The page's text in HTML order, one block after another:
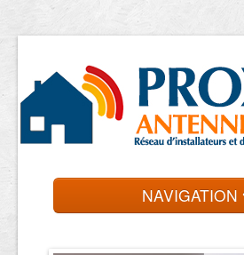
NAVIGATION